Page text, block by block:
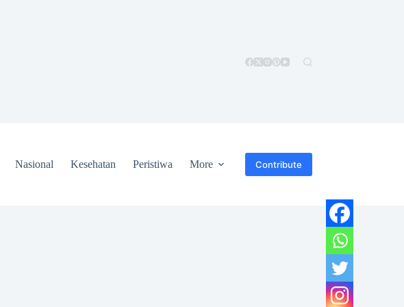
Nasional Kesehatan Peristiwa More Contribute